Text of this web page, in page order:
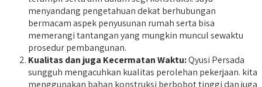
menyandang pengetahuan dekat berhubungan
bermacam aspek penyusunan rumah serta bisa
memerangi tantangan yang mungkin muncul sewaktu
prosedur pembangunan.
Kualitas dan juga Kecermatan Waktu:Qyusi Persada
sungguh mengacuhkan kualitas perolehan pekerjaan. kita
menggunakan bahan konstruksi berbobot tinggi dan juga